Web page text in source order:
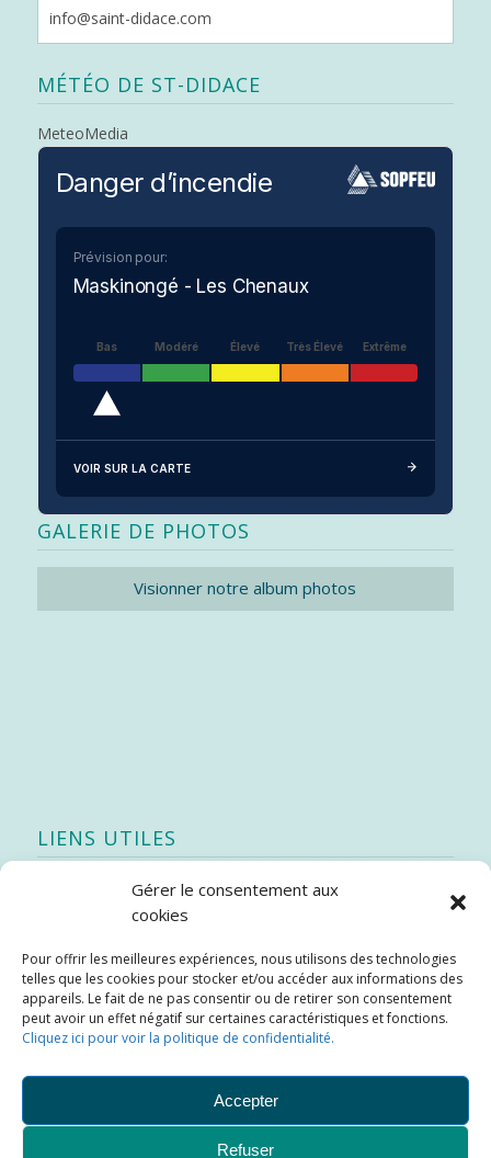
Gérer le consentement aux
cookies
Pour offrir les meilleures expériences, nous utilisons des technologies
telles que les cookies pour stocker et/ou accéder aux informations des
appareils. Le fait de ne pas consentir ou de retirer son consentement
peut avoir un effet négatif sur certaines caractéristiques et fonctions.
Cliquez ici pour voir la politique de confidentialité.
Accepter
Refuser
info@saint-didace.com
MÉTÉO DE ST-DIDACE
MeteoMedia
Danger d’incendie
Prévision pour:
Maskinongé - Les Chenaux
Bas Modéré Élevé Très Élevé Extrême
VOIR SUR LA CARTE
GALERIE DE PHOTOS
Visionner notre album photos
LIENS UTILES
Quoi de neuf
Stratégie québécoise d’économie d’eau potable
Bibliothèque
Météo locale